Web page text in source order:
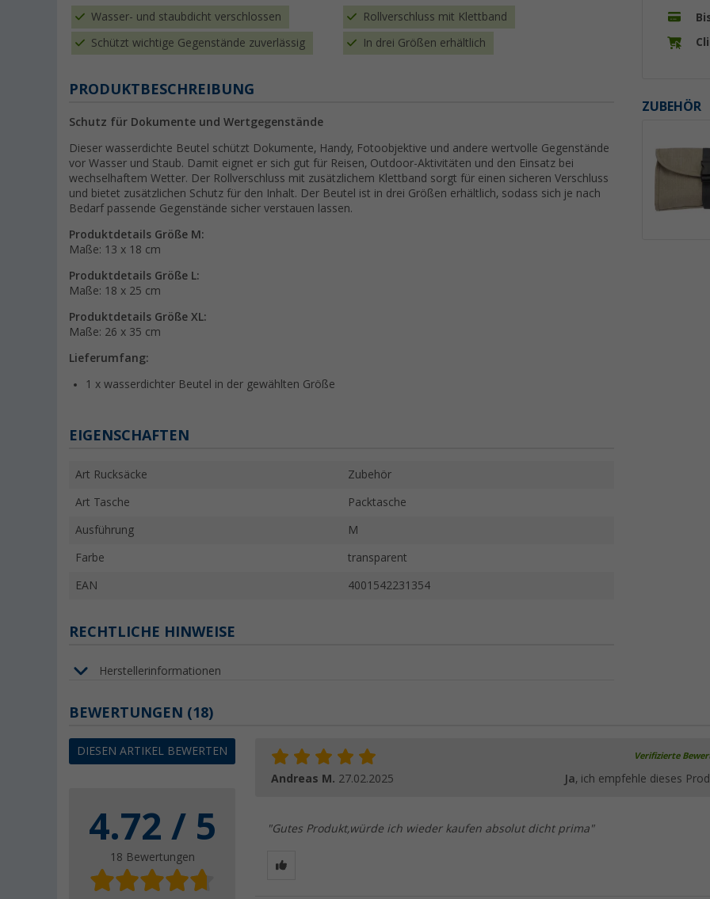
ZUBEHÖR
Wasser- und staubdicht verschlossen Rollverschluss mit Klettband
Schützt wichtige Gegenstände zuverlässig In drei Größen erhältlich
PRODUKTBESCHREIBUNG
Schutz für Dokumente und Wertgegenstände
Dieser wasserdichte Beutel schützt Dokumente, Handy, Fotoobjektive und andere wertvolle Gegenstände
vor Wasser und Staub. Damit eignet er sich gut für Reisen, Outdoor-Aktivitäten und den Einsatz bei
wechselhaftem Wetter. Der Rollverschluss mit zusätzlichem Klettband sorgt für einen sicheren Verschluss
und bietet zusätzlichen Schutz für den Inhalt. Der Beutel ist in drei Größen erhältlich, sodass sich je nach
Bedarf passende Gegenstände sicher verstauen lassen.
Produktdetails Größe M:
Maße: 13 x 18 cm
Produktdetails Größe L:
Maße: 18 x 25 cm
Produktdetails Größe XL:
Maße: 26 x 35 cm
Lieferumfang:
1 x wasserdichter Beutel in der gewählten Größe
EIGENSCHAFTEN
Art Rucksäcke Zubehör
Art Tasche Packtasche
Ausführung M
Farbe transparent
EAN 4001542231354
RECHTLICHE HINWEISE
Herstellerinformationen
BEWERTUNGEN (18)
DIESEN ARTIKEL BEWERTEN
4.72 / 5
18 Bewertungen
Verifizierte
Andreas M. 27.02.2025 Ja, ich empfehle dieses
"Gutes Produkt,würde ich wieder kaufen absolut dicht prima"